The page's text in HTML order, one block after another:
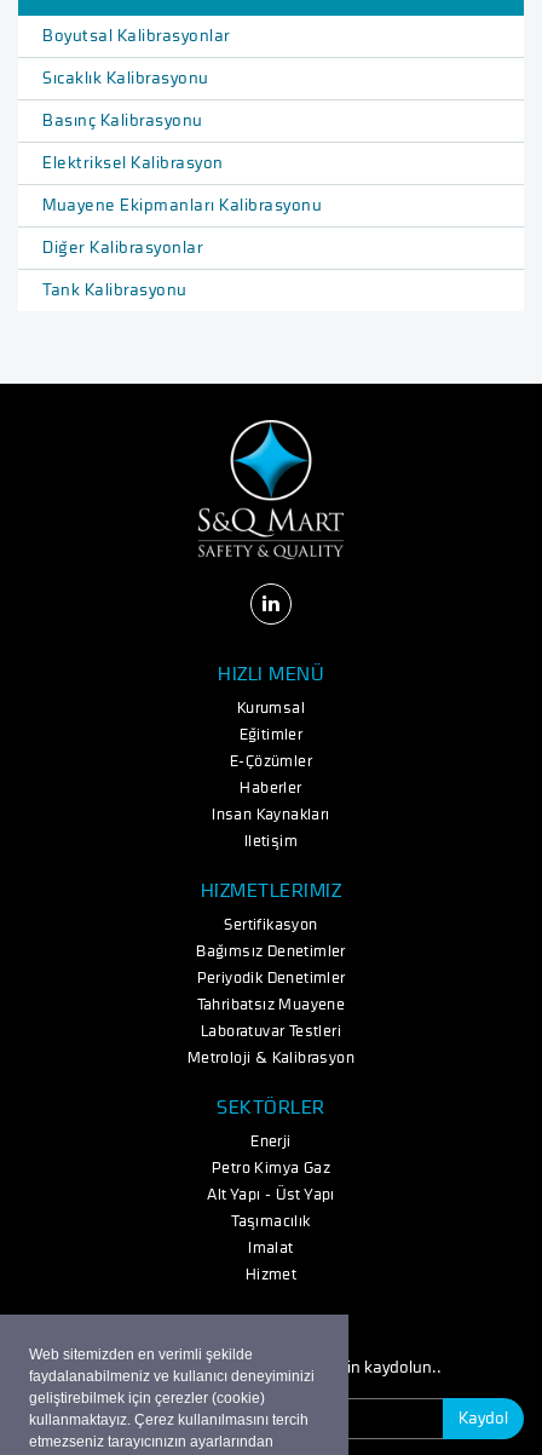
Web sitemizden en verimli şekilde
faydalanabilmeniz ve kullanıcı deneyiminizi
geliştirebilmek için çerezler (cookie)
kullanmaktayız. Çerez kullanılmasını tercih
etmezseniz tarayıcınızın ayarlarından
Boyutsal Kalibrasyonlar
Sıcaklık Kalibrasyonu
Basınç Kalibrasyonu
Elektriksel Kalibrasyon
Muayene Ekipmanları Kalibrasyonu
Diğer Kalibrasyonlar
Tank Kalibrasyonu
HIZLI MENÜ
Kurumsal
Eğitimler
E-Çözümler
Haberler
İnsan Kaynakları
İletişim
HİZMETLERİMİZ
Sertifikasyon
Bağımsız Denetimler
Periyodik Denetimler
Tahribatsız Muayene
Laboratuvar Testleri
Metroloji & Kalibrasyon
SEKTÖRLER
Enerji
Petro Kimya Gaz
Alt Yapı - Üst Yapı
Taşımacılık
İmalat
Hizmet
Gelişmelerden haberdar olmak için kaydolun..
Kaydol